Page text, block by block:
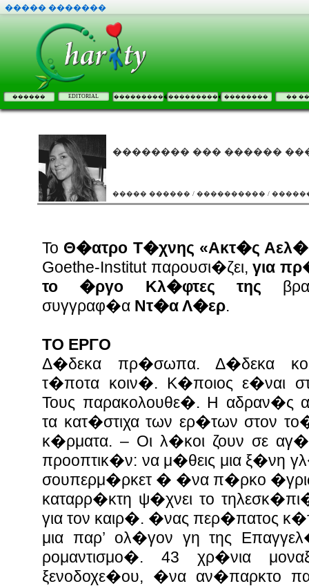
����� �������
������ EDITORIAL �������������������� �������� ��
�������� ��� ������
����� ������ / ���������� /
Το Θ�ατρο Τ�χνης «Ακτ�ς
Goethe-Institut παρουσι�ζει,για
το �ργο Κλ�φτες της
συγγραφ�α Ντ�α Λ�ερ.
ΤΟ ΕΡΓΟ
Δ�δεκα πρ�σωπα. Δ�δεκα
τ�ποτα κοιν�. Κ�ποιος ε�ναι
Τους παρακολουθε�. Η αδραν�ς
τα κατ�στιχα των ερ�των στον
κ�ρματα. – Οι λ�κοι ζουν σε
προοπτικ�ν: να μ�θεις μια ξ�νη
σουπερμ�ρκετ � �να π�ρκο
καταρρ�κτη ψ�χνει το
για τον καιρ�. �νας περ�πατος
μια παρ’ ολ�γον γη της
ρομαντισμο�. 43 χρ�νια
ξενοδοχε�ου, �να αν�παρκτο